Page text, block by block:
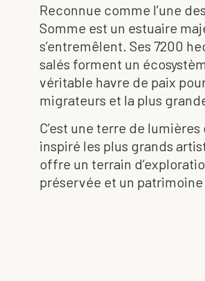
Reconnue comme l’une
Somme est un estuaire
s’entremêlent. Ses 7200
salés forment un
véritable havre de paix
migrateurs et la plus
C’est une terre de
inspiré les plus grands
offre un terrain
préservée et un